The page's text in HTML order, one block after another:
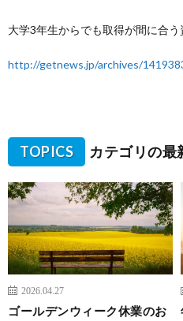
大学3年生からでも取得が間に合う
http://getnews.jp/archives/
TOPICS カテゴリの最
2026.04.27
ゴールデンウィーク休業のお